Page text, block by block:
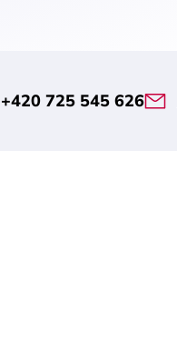
+420 725 545 626